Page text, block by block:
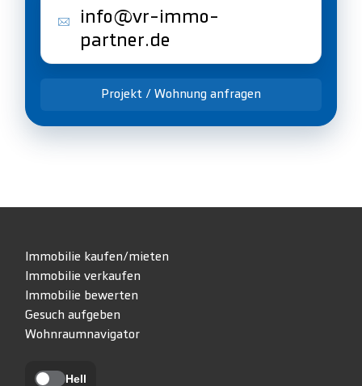
info@vr-immo-
partner.de
Projekt / Wohnung anfragen
Immobilie kaufen/mieten
Immobilie verkaufen
Immobilie bewerten
Gesuch aufgeben
Wohnraumnavigator
Hell